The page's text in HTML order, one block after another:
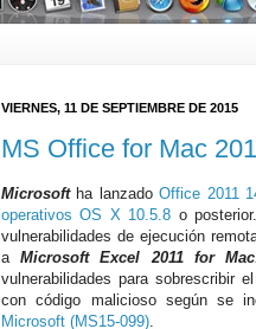
VIERNES, 11 DE SEPTIEMBRE DE 2015
MS Office for Mac
Microsoft ha lanzadoOffice 2011
operativos OS X 10.5.8 o
vulnerabilidades de ejecución
aMicrosoft Excel 2011 for Mac
vulnerabilidades para sobrescribir
con código malicioso según se
Microsoft (MS15-099).